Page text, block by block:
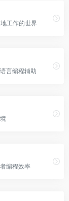
工作的世界
言编程辅助
编程效率